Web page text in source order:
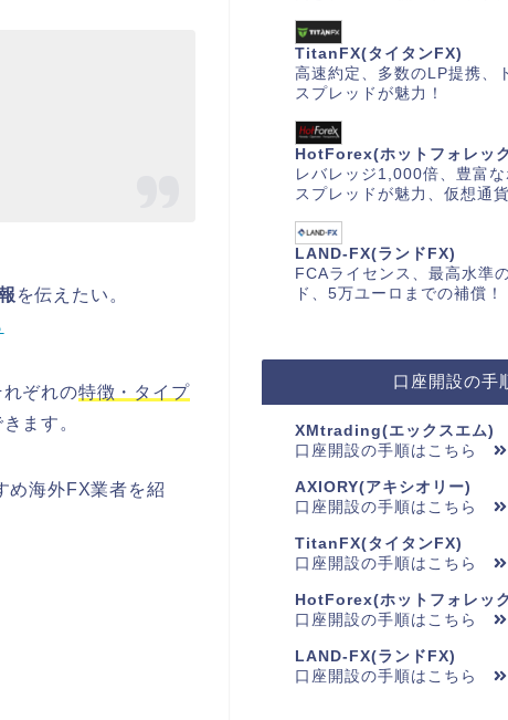
を伝えたい。
ぞれの特徴・タイプ
ます。
め海外FX業者を紹
TitanFX(タイタンFX)
高速約定、多数のLP提携、
スプレッドが魅力！
HotForex(ホットフォレッ
レバレッジ1,000倍、豊富
スプレッドが魅力、仮想通
LAND-FX(ランドFX)
FCAライセンス、最高水準
ド、5万ユーロまでの補償！
口座開設の手
XMtrading(エックスエム)
口座開設の手順はこちら
AXIORY(アキシオリー)
口座開設の手順はこちら
TitanFX(タイタンFX)
口座開設の手順はこちら
HotForex(ホットフォレッ
口座開設の手順はこちら
LAND-FX(ランドFX)
口座開設の手順はこちら